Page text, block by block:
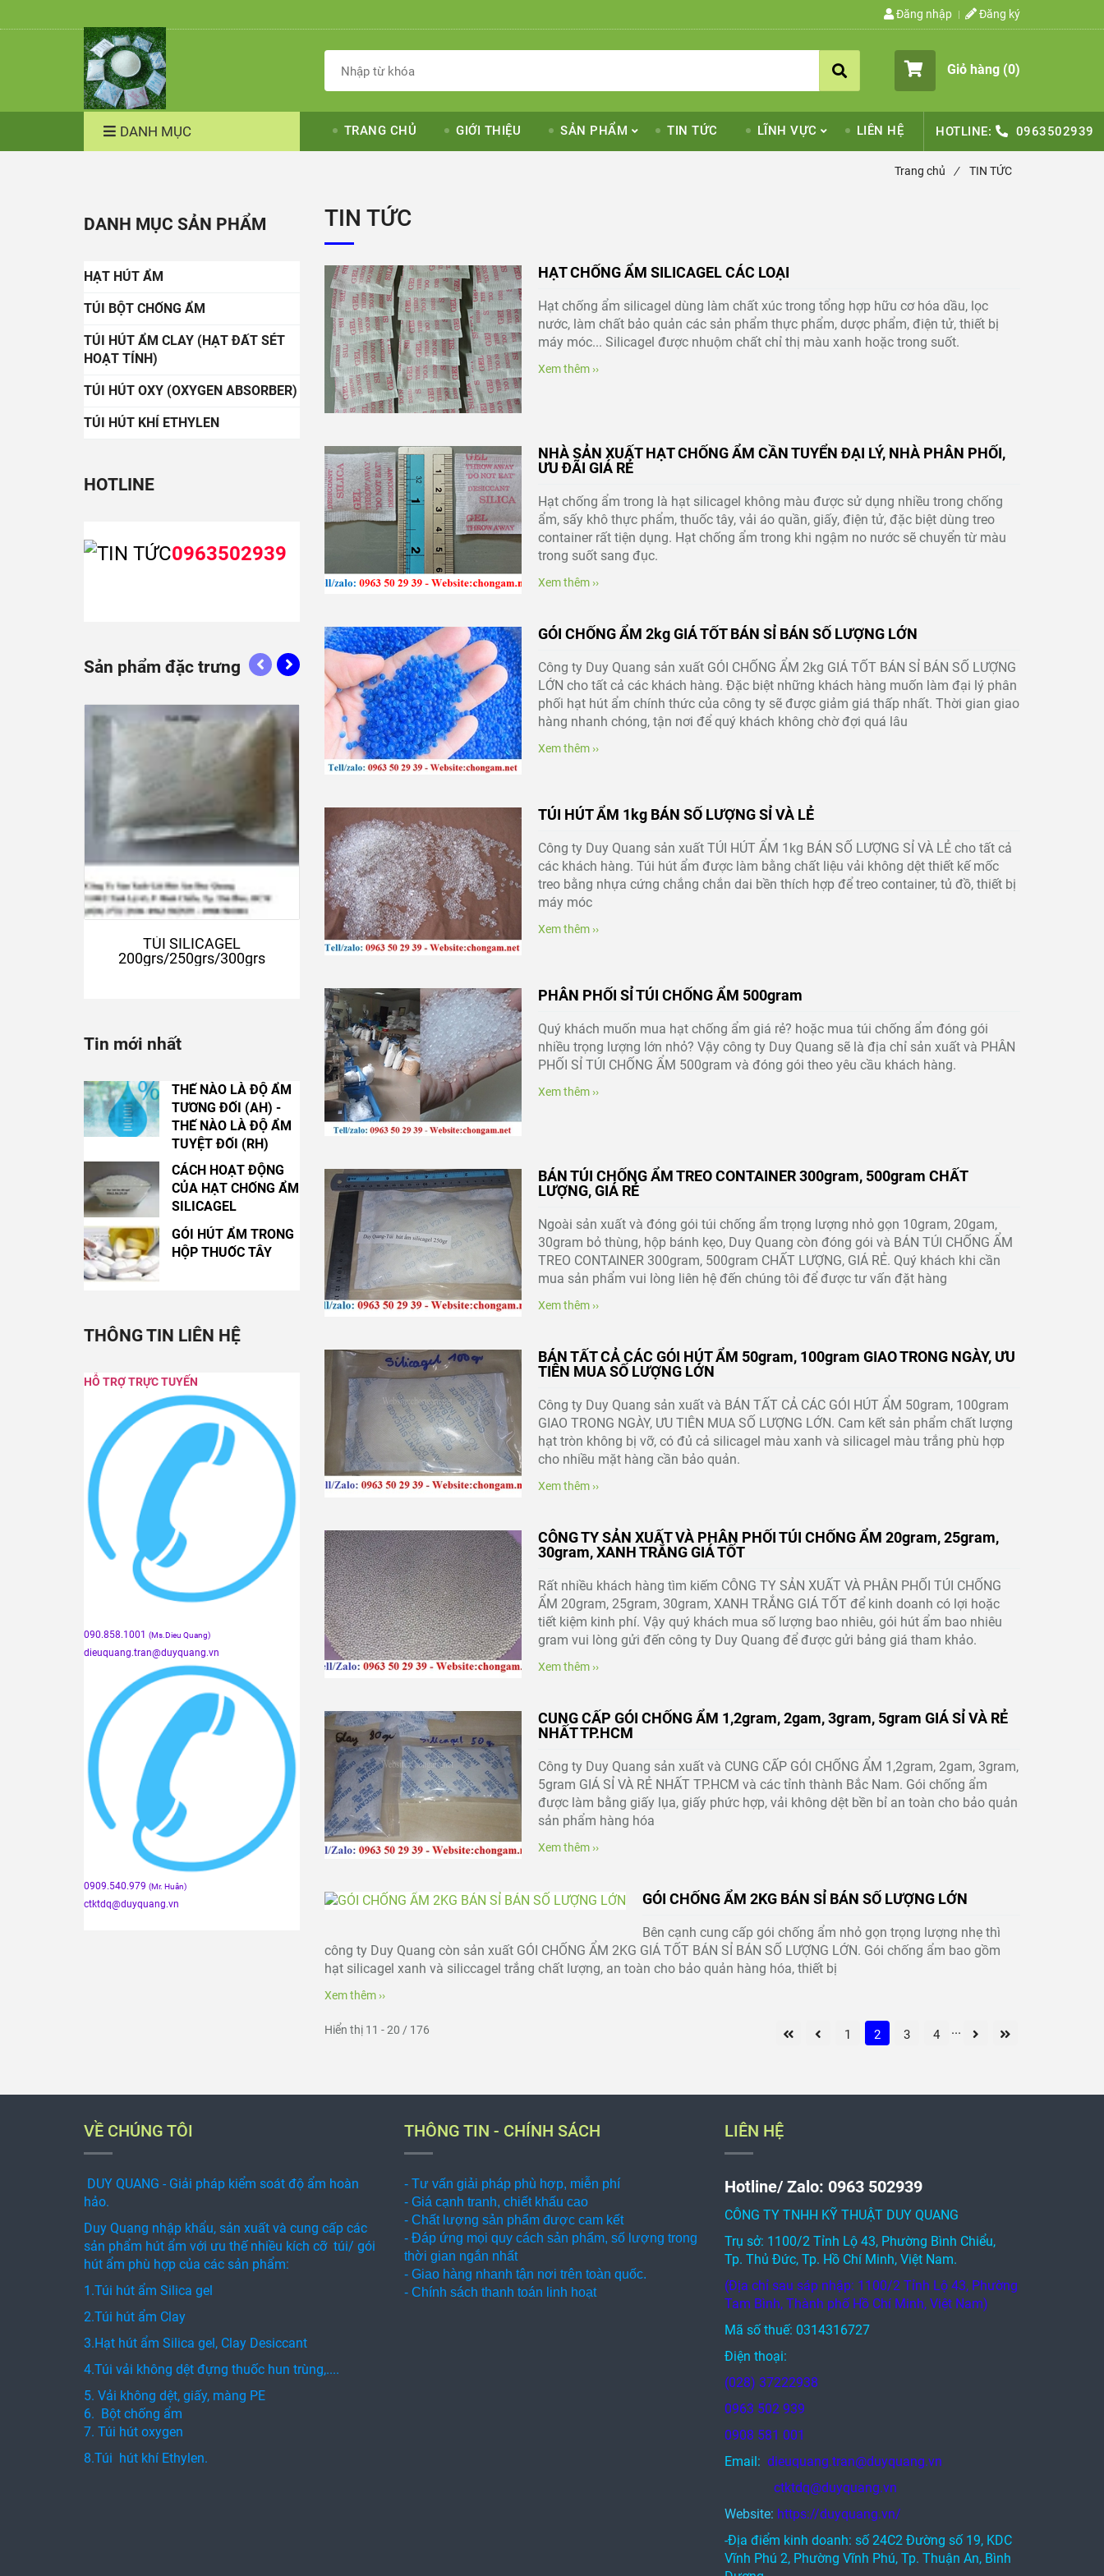
Đăng nhập Đăng ký
Giỏ hàng (0)
DANH MỤC TRANG CHỦ GIỚI THIỆU SẢN PHẨM TIN TỨC LĨNH VỰC LIÊN HỆ HOTLINE: 0963502939
Trang chủ / TIN TỨC
TIN TỨC
HẠT CHỐNG ẨM SILICAGEL CÁC LOẠI
Hạt chống ẩm silicagel dùng làm chất xúc trong tổng hợp hữu cơ hóa dầu, lọc
nước, làm chất bảo quản các sản phẩm thực phẩm, dược phẩm, điện tử, thiết bị
máy móc... Silicagel được nhuộm chất chỉ thị màu xanh hoặc trong suốt.
Xem thêm ››
NHÀ SẢN XUẤT HẠT CHỐNG ẨM CẦN TUYỂN ĐẠI LÝ, NHÀ PHÂN PHỐI,
ƯU ĐÃI GIÁ RẺ
Hạt chống ẩm trong là hạt silicagel không màu được sử dụng nhiều trong chống
ẩm, sấy khô thực phẩm, thuốc tây, vải áo quần, giấy, điện tử, đặc biệt dùng treo
container rất tiện dụng. Hạt chống ẩm trong khi ngậm no nước sẽ chuyển từ màu
trong suốt sang đục.
Xem thêm ››
GÓI CHỐNG ẨM 2kg GIÁ TỐT BÁN SỈ BÁN SỐ LƯỢNG LỚN
Công ty Duy Quang sản xuất GÓI CHỐNG ẨM 2kg GIÁ TỐT BÁN SỈ BÁN SỐ LƯỢNG
LỚN cho tất cả các khách hàng. Đặc biệt những khách hàng muốn làm đại lý phân
phối hạt hút ẩm chính thức của công ty sẽ được giảm giá thấp nhất. Thời gian giao
hàng nhanh chóng, tận nơi để quý khách không chờ đợi quá lâu
Xem thêm ››
TÚI HÚT ẨM 1kg BÁN SỐ LƯỢNG SỈ VÀ LẺ
Công ty Duy Quang sản xuất TÚI HÚT ẨM 1kg BÁN SỐ LƯỢNG SỈ VÀ LẺ cho tất cả
các khách hàng. Túi hút ẩm được làm bằng chất liệu vải không dệt thiết kế mốc
treo bằng nhựa cứng chắng chắn dai bền thích hợp để treo container, tủ đồ, thiết bị
máy móc
Xem thêm ››
PHÂN PHỐI SỈ TÚI CHỐNG ẨM 500gram
Quý khách muốn mua hạt chống ẩm giá rẻ? hoặc mua túi chống ẩm đóng gói
nhiều trọng lượng lớn nhỏ? Vậy công ty Duy Quang sẽ là địa chỉ sản xuất và PHÂN
PHỐI SỈ TÚI CHỐNG ẨM 500gram và đóng gói theo yêu cầu khách hàng.
Xem thêm ››
BÁN TÚI CHỐNG ẨM TREO CONTAINER 300gram, 500gram CHẤT
LƯỢNG, GIÁ RẺ
Ngoài sản xuất và đóng gói túi chống ẩm trọng lượng nhỏ gọn 10gram, 20gam,
30gram bỏ thùng, hộp bánh kẹo, Duy Quang còn đóng gói và BÁN TÚI CHỐNG ẨM
TREO CONTAINER 300gram, 500gram CHẤT LƯỢNG, GIÁ RẺ. Quý khách khi cần
mua sản phẩm vui lòng liên hệ đến chúng tôi để được tư vấn đặt hàng
Xem thêm ››
BÁN TẤT CẢ CÁC GÓI HÚT ẨM 50gram, 100gram GIAO TRONG NGÀY, ƯU
TIÊN MUA SỐ LƯỢNG LỚN
Công ty Duy Quang sản xuất và BÁN TẤT CẢ CÁC GÓI HÚT ẨM 50gram, 100gram
GIAO TRONG NGÀY, ƯU TIÊN MUA SỐ LƯỢNG LỚN. Cam kết sản phẩm chất lượng
hạt tròn không bị vỡ, có đủ cả silicagel màu xanh và silicagel màu trắng phù hợp
cho nhiều mặt hàng cần bảo quản.
Xem thêm ››
CÔNG TY SẢN XUẤT VÀ PHÂN PHỐI TÚI CHỐNG ẨM 20gram, 25gram,
30gram, XANH TRẮNG GIÁ TỐT
Rất nhiều khách hàng tìm kiếm CÔNG TY SẢN XUẤT VÀ PHÂN PHỐI TÚI CHỐNG
ẨM 20gram, 25gram, 30gram, XANH TRẮNG GIÁ TỐT để kinh doanh có lợi hoặc
tiết kiệm kinh phí. Vậy quý khách mua số lượng bao nhiêu, gói hút ẩm bao nhiêu
gram vui lòng gửi đến công ty Duy Quang để được gửi bảng giá tham khảo.
Xem thêm ››
CUNG CẤP GÓI CHỐNG ẨM 1,2gram, 2gam, 3gram, 5gram GIÁ SỈ VÀ RẺ
NHẤT TP.HCM
Công ty Duy Quang sản xuất và CUNG CẤP GÓI CHỐNG ẨM 1,2gram, 2gam, 3gram,
5gram GIÁ SỈ VÀ RẺ NHẤT TP.HCM và các tỉnh thành Bắc Nam. Gói chống ẩm
được làm bằng giấy lụa, giấy phức hợp, vải không dệt bền bỉ an toàn cho bảo quản
sản phẩm hàng hóa
Xem thêm ››
GÓI CHỐNG ẨM 2KG BÁN SỈ BÁN SỐ LƯỢNG LỚN
Bên cạnh cung cấp gói chống ẩm nhỏ gọn trọng lượng nhẹ thì
công ty Duy Quang còn sản xuất GÓI CHỐNG ẨM 2KG GIÁ TỐT BÁN SỈ BÁN SỐ LƯỢNG LỚN. Gói chống ẩm bao gồm
hạt silicagel xanh và siliccagel trắng chất lượng, an toàn cho bảo quản hàng hóa, thiết bị
Xem thêm ››
Hiển thị 11 - 20 / 176 1 2 3 4 ...
DANH MỤC SẢN PHẨM
HẠT HÚT ẨM
TÚI BỘT CHỐNG ẨM
TÚI HÚT ẨM CLAY (HẠT ĐẤT SÉT
HOẠT TÍNH)
TÚI HÚT OXY (OXYGEN ABSORBER)
TÚI HÚT KHÍ ETHYLEN
HOTLINE
0963502939
Sản phẩm đặc trưng
TÚI SILICAGEL
200grs/250grs/300grs
Hạt hút ẩm silicagel Xanh
Tin mới nhất
THẾ NÀO LÀ ĐỘ ẨM
TƯƠNG ĐỐI (AH) -
THẾ NÀO LÀ ĐỘ ẨM
TUYỆT ĐỐI (RH)
CÁCH HOẠT ĐỘNG
CỦA HẠT CHỐNG ẨM
SILICAGEL
GÓI HÚT ẨM TRONG
HỘP THUỐC TÂY
THÔNG TIN LIÊN HỆ
HỖ TRỢ TRỰC TUYẾN
090.858.1001 (Ms.Dieu Quang)
dieuquang.tran@duyquang.vn
0909.540.979 (Mr. Huân)
ctktdq@duyquang.vn
VỀ CHÚNG TÔI
DUY QUANG - Giải pháp kiểm soát độ ẩm hoàn
hảo.
Duy Quang nhập khẩu, sản xuất và cung cấp các
sản phẩm hút ẩm với ưu thế nhiều kích cỡ túi/ gói
hút ẩm phù hợp của các sản phẩm:
1.Túi hút ẩm Silica gel
2.Túi hút ẩm Clay
3.Hạt hút ẩm Silica gel, Clay Desiccant
4.Túi vải không dệt đựng thuốc hun trùng,....
5. Vải không dệt, giấy, màng PE
6. Bột chống ẩm
7. Túi hút oxygen
8.Túi hút khí Ethylen.
THÔNG TIN - CHÍNH SÁCH
- Tư vấn giải pháp phù hợp, miễn phí
- Giá cạnh tranh, chiết khấu cao
- Chất lượng sản phẩm được cam kết
- Đáp ứng mọi quy cách sản phẩm, số lượng trong
thời gian ngắn nhất
- Giao hàng nhanh tận nơi trên toàn quốc.
- Chính sách thanh toán linh hoạt
LIÊN HỆ
Hotline/ Zalo: 0963 502939
CÔNG TY TNHH KỸ THUẬT DUY QUANG
Trụ sở: 1100/2 Tỉnh Lộ 43, Phường Bình Chiểu,
Tp. Thủ Đức, Tp. Hồ Chí Minh, Việt Nam.
(Địa chỉ sau sáp nhập: 1100/2 Tỉnh Lộ 43, Phường
Tam Bình, Thành phố Hồ Chí Minh, Việt Nam)
Mã số thuế: 0314316727
Điện thoại:
(028) 37222938
0963 502 939
0908 581 001
Email: dieuquang.tran@duyquang.vn
ctktdq@duyquang.vn
Website: https://duyquang.vn/
-Địa điểm kinh doanh: số 24C2 Đường số 19, KDC
Vĩnh Phú 2, Phường Vĩnh Phú, Tp. Thuận An, Bình